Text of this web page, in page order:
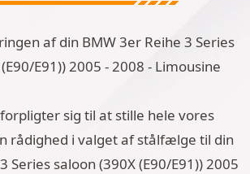
af din BMW 3er Reihe 3 Series
E91)) 2005 - 2008 - Limousine
sig til at stille hele vores
rådighed i valget af stålfælge til din
Series saloon (390X (E90/E91)) 2005